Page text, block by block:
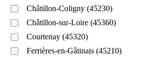
Châtillon-Coligny (45230)
Châtillon-sur-Loire (45360)
Courtenay (45320)
Ferrières-en-Gâtinais (45210)